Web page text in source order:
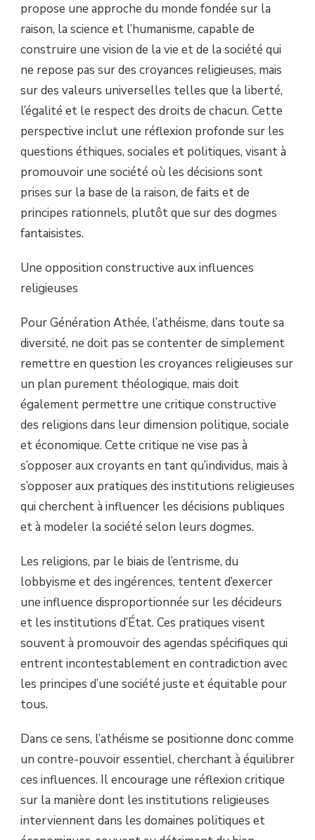
propose une approche du monde fondée sur la
raison, la science et l’humanisme, capable de
construire une vision de la vie et de la société qui
ne repose pas sur des croyances religieuses, mais
sur des valeurs universelles telles que la liberté,
l’égalité et le respect des droits de chacun. Cette
perspective inclut une réflexion profonde sur les
questions éthiques, sociales et politiques, visant à
promouvoir une société où les décisions sont
prises sur la base de la raison, de faits et de
principes rationnels, plutôt que sur des dogmes
fantaisistes.
Une opposition constructive aux influences
religieuses
Pour Génération Athée, l’athéisme, dans toute sa
diversité, ne doit pas se contenter de simplement
remettre en question les croyances religieuses sur
un plan purement théologique, mais doit
également permettre une critique constructive
des religions dans leur dimension politique, sociale
et économique. Cette critique ne vise pas à
s’opposer aux croyants en tant qu’individus, mais à
s’opposer aux pratiques des institutions religieuses
qui cherchent à influencer les décisions publiques
et à modeler la société selon leurs dogmes.
Les religions, par le biais de l’entrisme, du
lobbyisme et des ingérences, tentent d’exercer
une influence disproportionnée sur les décideurs
et les institutions d’État. Ces pratiques visent
souvent à promouvoir des agendas spécifiques qui
entrent incontestablement en contradiction avec
les principes d’une société juste et équitable pour
tous.
Dans ce sens, l’athéisme se positionne donc comme
un contre-pouvoir essentiel, cherchant à équilibrer
ces influences. Il encourage une réflexion critique
sur la manière dont les institutions religieuses
interviennent dans les domaines politiques et